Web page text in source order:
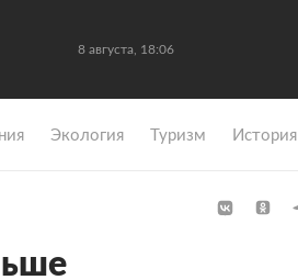
8 августа, 18:06
Экология Туризм История